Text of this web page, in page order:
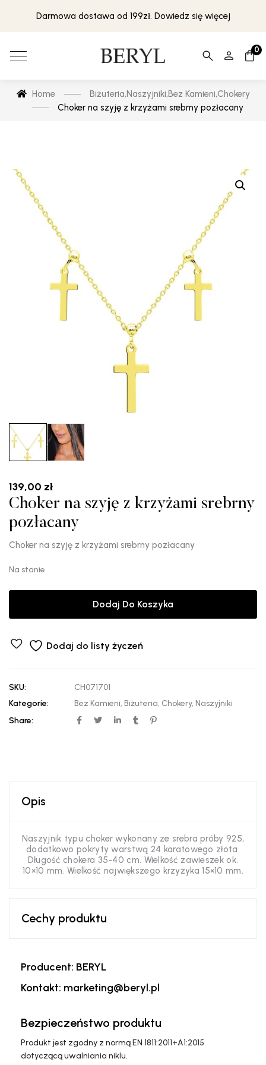
Darmowa dostawa od 199zł. Dowiedz się więcej
0
Home Biżuteria,Naszyjniki,Bez Kamieni,Chokery
Choker na szyję z krzyżami srebrny pozłacany
139,00 zł
Choker na szyję z krzyżami srebrny
pozłacany
Choker na szyję z krzyżami srebrny pozłacany
Na stanie
Dodaj Do Koszyka
Dodaj do listy życzeń
SKU:
CH071701
Kategorie:
Bez Kamieni, Biżuteria, Chokery, Naszyjniki
Share:
Opis
Naszyjnik typu choker wykonany ze srebra próby 925,
dodatkowo pokryty warstwą 24 karatowego złota.
Długość chokera 35-40 cm. Wielkość zawieszek ok.
10×10 mm. Wielkość największego krzyżyka 15×10 mm.
Cechy produktu
Producent: BERYL
Kontakt: marketing@beryl.pl
Bezpieczeństwo produktu
Produkt jest zgodny z normą EN 1811:2011+A1:2015
dotyczącą uwalniania niklu.